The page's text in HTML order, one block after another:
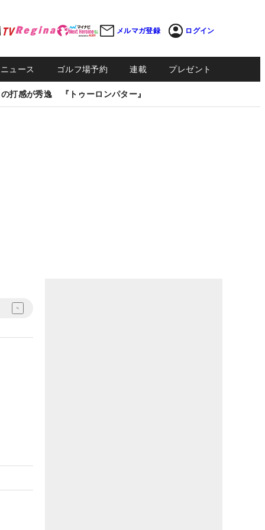
メルマガ登録 ログイン
ュース ゴルフ場予約 連載 プレゼント
打感が秀逸 『トゥーロンパター』